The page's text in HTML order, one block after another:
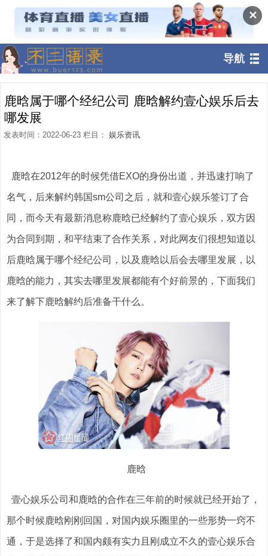
✕
导航
鹿晗属于哪个经纪公司 鹿晗解约壹心娱乐后去
哪发展
发表时间：2022-06-23 栏目： 娱乐资讯
鹿晗在2012年的时候凭借EXO的身份出道，并迅速打响了
名气，后来解约韩国sm公司之后，就和壹心娱乐签订了合
同，而今天有最新消息称鹿晗已经解约了壹心娱乐，双方因
为合同到期，和平结束了合作关系，对此网友们很想知道以
后鹿晗属于哪个经纪公司，以及鹿晗以后会去哪里发展，以
鹿晗的能力，其实去哪里发展都能有个好前景的，下面我们
来了解下鹿晗解约后准备干什么。
鹿晗
壹心娱乐公司和鹿晗的合作在三年前的时候就已经开始了，
那个时候鹿晗刚刚回国，对国内娱乐圈里的一些形势一窍不
通，于是选择了和国内颇有实力且刚成立不久的壹心娱乐合